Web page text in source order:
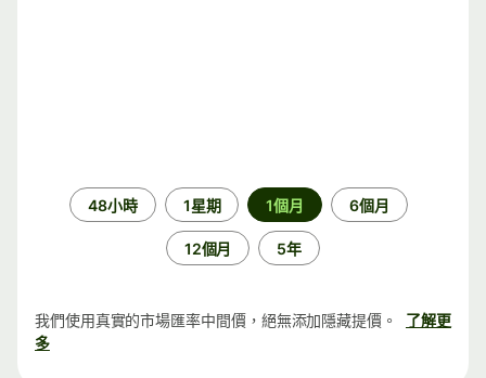
48小時 1星期 1個月 6個月
12個月 5年
我們使用真實的市場匯率中間價，絕無添加隱藏提價。
了解更
多